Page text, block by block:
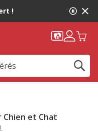
!
Chien et Chat